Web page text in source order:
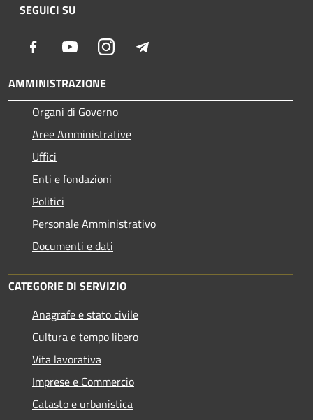
SEGUICI SU
Facebook YoutubeInstagram
AMMINISTRAZIONE
Organi di Governo
Aree Amministrative
Uffici
Enti e fondazioni
Politici
Personale Amministrativo
Documenti e dati
CATEGORIE DI SERVIZIO
Anagrafe e stato civile
Cultura e tempo libero
Vita lavorativa
Imprese e Commercio
Catasto e urbanistica